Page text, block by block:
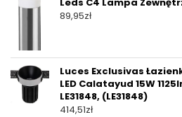
89,95zł
Luces Exclusivas
LED Calatayud 15W
LE31848, (LE31848)
414,51zł